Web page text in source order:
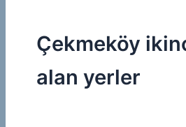
Çekmeköy
alan yerler